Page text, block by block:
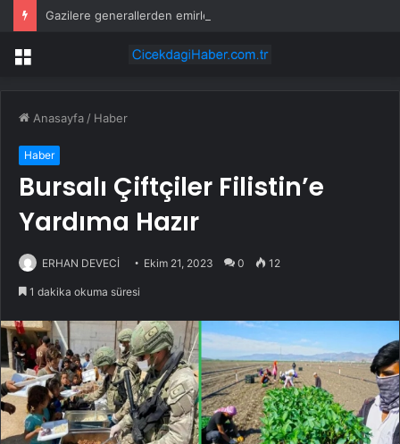
Gazilere generallerden emirle sürpriz ziyaret
Menü
Anasayfa / Haber
Haber
Bursalı Çiftçiler Filistin’e
Yardıma Hazır
ERHAN DEVECİ Ekim 21, 2023 0 12
1 dakika okuma süresi